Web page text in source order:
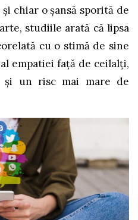
chiar o șansă sporită de
studiile arată că lipsa
cu o stimă de sine
empatiei față de ceilalți,
și un risc mai mare de